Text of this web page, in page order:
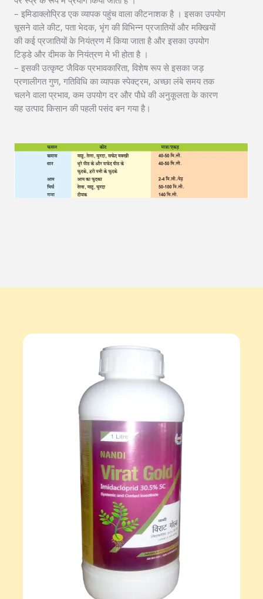
– इमिडाक्लोप्रिड एक व्यापक पहुंच वाला कीटनाशक है । इसका उपयोग
चूसने वाले कीट, पता भेदक, भृंग की विभिन्न प्रजातियों और मक्खियों
की कई प्रजातियों के नियंत्रण में किया जाता है और इसका उपयोग
टिड्डे और दीमक के नियंत्रण मे भी होता है ।
– इसकी उत्कृष्ट जैविक प्रभावकारिता, विशेष रूप से इसका जड़
प्रणालीगत गुण, गतिविधि का व्यापक स्पेक्ट्रम, अच्छा लंबे समय तक
चलने वाला प्रभाव, कम उपयोग दर और पौधे की अनुकूलता के कारण
यह उत्पाद किसान की पहली पसंद बन गया है।